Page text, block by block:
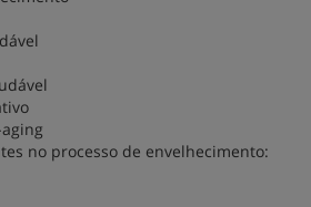
no processo de envelhecimento: